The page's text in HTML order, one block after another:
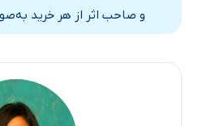
و صاحب اثر از هر خرید